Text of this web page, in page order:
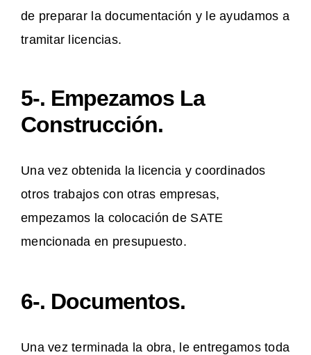
de preparar la documentación y le ayudamos a
tramitar licencias.
5-. Empezamos La
Construcción.
Una vez obtenida la licencia y coordinados
otros trabajos con otras empresas,
empezamos la colocación de SATE
mencionada en presupuesto.
6-. Documentos.
Una vez terminada la obra, le entregamos toda